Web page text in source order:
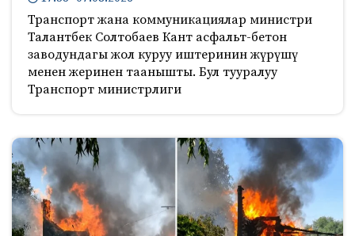
Транспорт жана коммуникациялар министри
Талантбек Солтобаев Кант асфальт-бетон
заводундагы жол куруу иштеринин жүрүшү
менен жеринен таанышты. Бул тууралуу
Транспорт министрлиги